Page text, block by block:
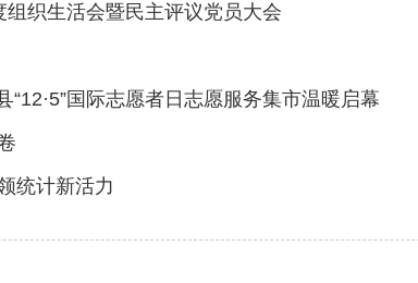
织生活会暨民主评议党员大会
国际志愿者日志愿服务集市温暖启幕
统计新活力